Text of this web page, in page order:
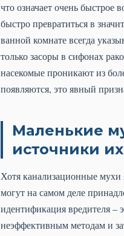
что означает очень
быстро превратиться в
ванной комнате всегда
только засоры в сифонах
насекомые проникают из
появляются, это явный
Маленькие
источники
Хотя канализационные
могут на самом деле
идентификация вредителя
неэффективным методам и